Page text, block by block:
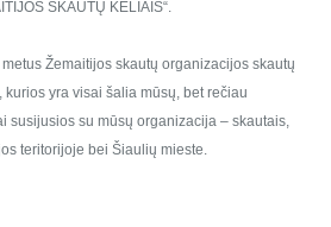
SKAUTŲ KELIAIS“.
Žemaitijos skautų organizacijos skautų
kurios yra visai šalia mūsų, bet rečiau
susijusios su mūsų organizacija – skautais,
teritorijoje bei Šiaulių mieste.